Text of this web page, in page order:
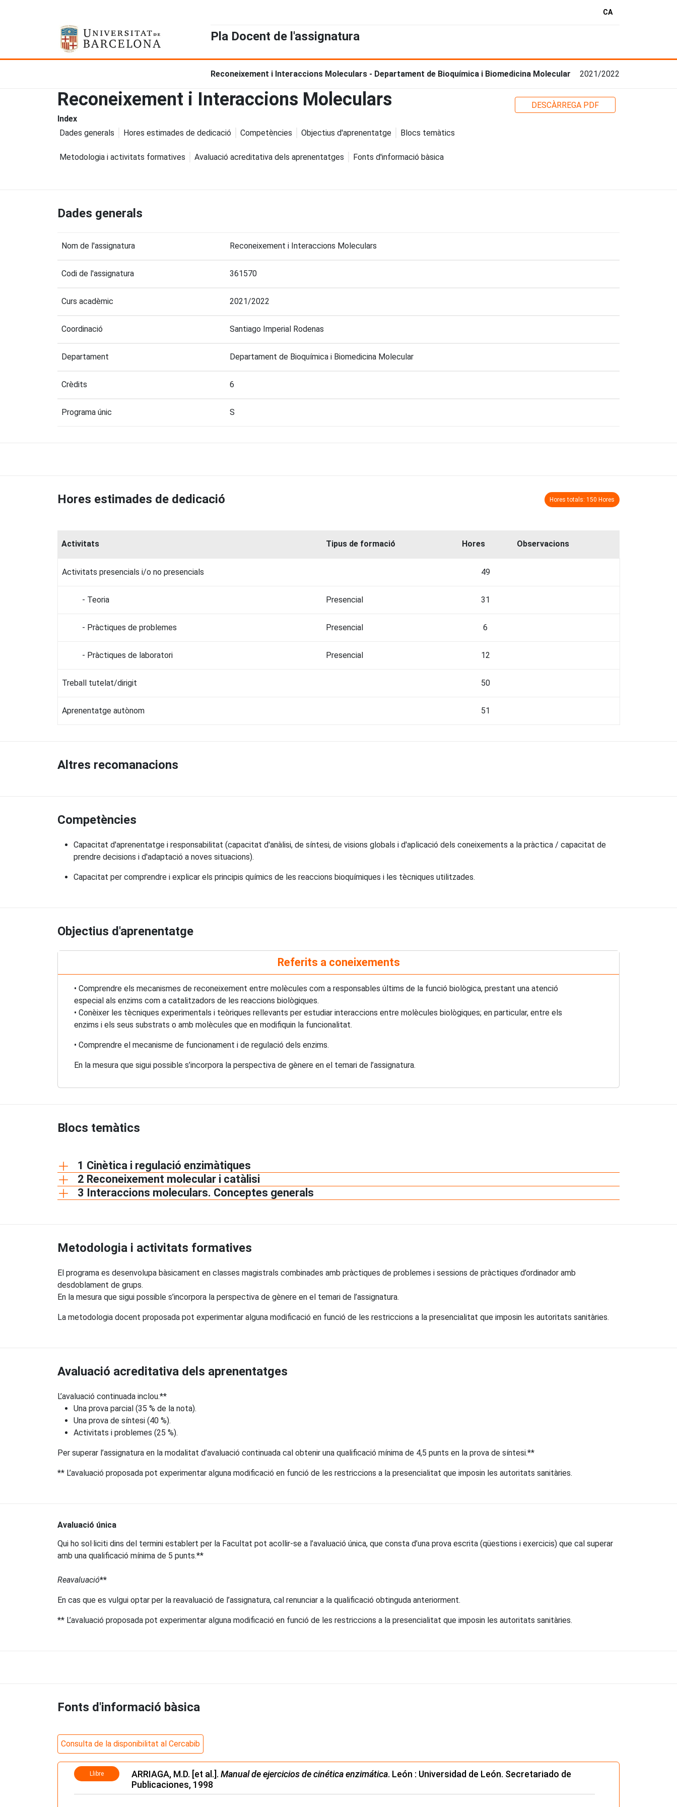
CA
Pla Docent de l'assignatura
Reconeixement i Interaccions Moleculars - Departament de Bioquímica i Biomedicina Molecular 2021/2022
Reconeixement i Interaccions Moleculars
DESCÀRREGA PDF
Index
Dades generals
Hores estimades de dedicació Competències Objectius d'aprenentatge Blocs temàtics
Metodologia i activitats formatives Avaluació acreditativa dels aprenentatges Fonts d'informació bàsica
Dades generals
Nom de l'assignatura Reconeixement i Interaccions Moleculars
Codi de l'assignatura 361570
Curs acadèmic 2021/2022
Coordinació Santiago Imperial Rodenas
Departament Departament de Bioquímica i Biomedicina Molecular
Crèdits 6
Programa únic S
Hores estimades de dedicació Hores totals: 150 Hores
Activitats Tipus de formació Hores Observacions
Activitats presencials i/o no presencials 49
- Teoria Presencial 31
- Pràctiques de problemes Presencial 6
- Pràctiques de laboratori Presencial 12
Treball tutelat/dirigit 50
Aprenentatge autònom 51
Altres recomanacions
Competències
Capacitat d'aprenentatge i responsabilitat (capacitat d'anàlisi, de síntesi, de visions globals i d'aplicació dels coneixements a la pràctica / capacitat de
prendre decisions i d'adaptació a noves situacions).
Capacitat per comprendre i explicar els principis químics de les reaccions bioquímiques i les tècniques utilitzades.
Objectius d'aprenentatge
Referits a coneixements
• Comprendre els mecanismes de reconeixement entre molècules com a responsables últims de la funció biològica, prestant una atenció
especial als enzims com a catalitzadors de les reaccions biològiques.
• Conèixer les tècniques experimentals i teòriques rellevants per estudiar interaccions entre molècules biològiques; en particular, entre els
enzims i els seus substrats o amb molècules que en modifiquin la funcionalitat.
• Comprendre el mecanisme de funcionament i de regulació dels enzims.
En la mesura que sigui possible s’incorpora la perspectiva de gènere en el temari de l’assignatura.
Blocs temàtics
1 Cinètica i regulació enzimàtiques
2 Reconeixement molecular i catàlisi
3 Interaccions moleculars. Conceptes generals
Metodologia i activitats formatives
El programa es desenvolupa bàsicament en classes magistrals combinades amb pràctiques de problemes i sessions de pràctiques d’ordinador amb
desdoblament de grups.
En la mesura que sigui possible s’incorpora la perspectiva de gènere en el temari de l’assignatura.
La metodologia docent proposada pot experimentar alguna modificació en funció de les restriccions a la presencialitat que imposin les autoritats sanitàries.
Avaluació acreditativa dels aprenentatges
L’avaluació continuada inclou.**
Una prova parcial (35 % de la nota).
Una prova de síntesi (40 %).
Activitats i problemes (25 %).
Per superar l’assignatura en la modalitat d’avaluació continuada cal obtenir una qualificació mínima de 4,5 punts en la prova de síntesi.**
** L’avaluació proposada pot experimentar alguna modificació en funció de les restriccions a la presencialitat que imposin les autoritats sanitàries.
Avaluació única
Qui ho sol·liciti dins del termini establert per la Facultat pot acollir-se a l’avaluació única, que consta d’una prova escrita (qüestions i exercicis) que cal superar
amb una qualificació mínima de 5 punts.**
Reavaluació**
En cas que es vulgui optar per la reavaluació de l’assignatura, cal renunciar a la qualificació obtinguda anteriorment.
** L’avaluació proposada pot experimentar alguna modificació en funció de les restriccions a la presencialitat que imposin les autoritats sanitàries.
Fonts d'informació bàsica
Consulta de la disponibilitat al Cercabib
Llibre ARRIAGA, M.D. [et al.]. Manual de ejercicios de cinética enzimática. León : Universidad de León. Secretariado de
Publicaciones, 1998